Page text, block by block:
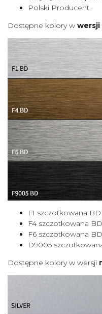
Polski Producent.
Dostępne kolory w wersji
F1 szczotkowana
F4 szczotkowana
F6 szczotkowana
D9005
Dostępne kolory w wersji